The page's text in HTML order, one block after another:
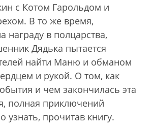
с Котом Гарольдом и
В то же время,
награду в полцарства,
Дядька пытается
найти Маню и обманом
и рукой. О том, как
и чем закончилась эта
полная приключений
узнать, прочитав книгу.